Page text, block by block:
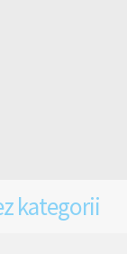
kategorii